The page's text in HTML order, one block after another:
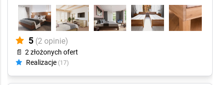
5 (2 opinie)
📄 2 złożonych ofert
Realizacje (17)